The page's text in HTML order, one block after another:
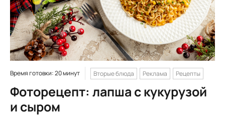
Время готовки: 20 минут Вторые блюда Реклама Рецепты
Фоторецепт: лапша с кукурузой
и сыром